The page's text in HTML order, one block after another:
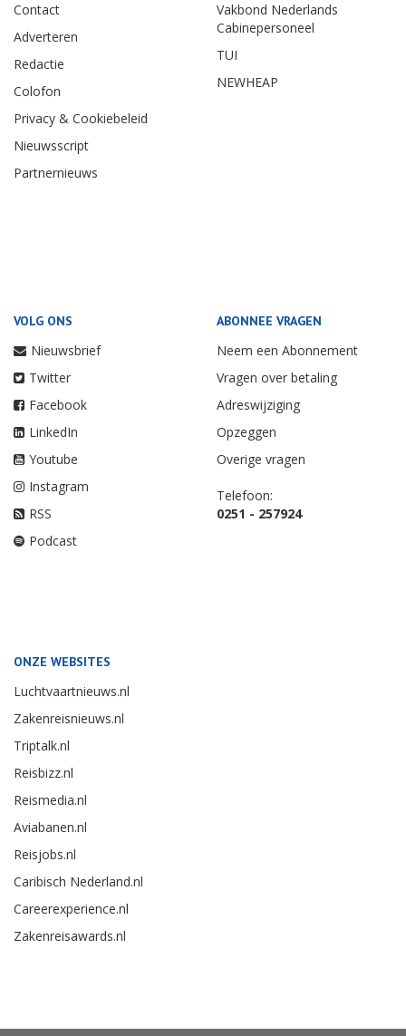
Contact
Adverteren
Redactie
Colofon
Privacy & Cookiebeleid
Nieuwsscript
Partnernieuws
Vakbond Nederlands
Cabinepersoneel
TUI
NEWHEAP
VOLG ONS
Nieuwsbrief
Twitter
Facebook
LinkedIn
Youtube
Instagram
RSS
Podcast
ABONNEE VRAGEN
Neem een Abonnement
Vragen over betaling
Adreswijziging
Opzeggen
Overige vragen
Telefoon:
0251 - 257924
ONZE WEBSITES
Luchtvaartnieuws.nl
Zakenreisnieuws.nl
Triptalk.nl
Reisbizz.nl
Reismedia.nl
Aviabanen.nl
Reisjobs.nl
Caribisch Nederland.nl
Careerexperience.nl
Zakenreisawards.nl